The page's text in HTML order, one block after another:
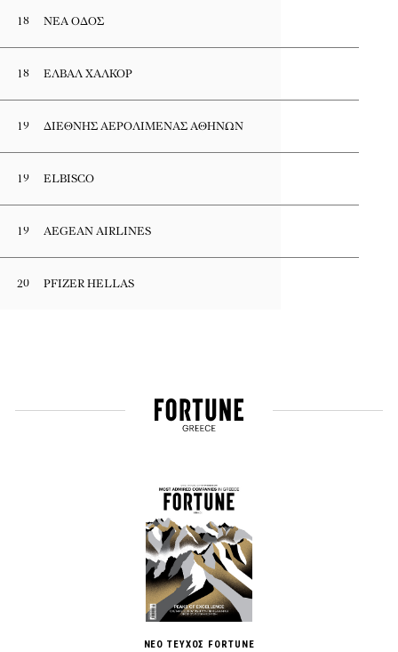
18 ΝΕΑ ΟΔΟΣ
18 ΕΛΒΑΛ ΧΑΛΚΟΡ
19 ΔΙΕΘΝΗΣ ΑΕΡΟΛΙΜΕΝΑΣ ΑΘΗΝΩΝ
19 ELBISCO
19 AEGEAN AIRLINES
20 PFIZER HELLAS
ΝΕΟ ΤΕΥΧΟΣ FORTUNE